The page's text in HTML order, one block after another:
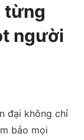
từng
người
đại không chỉ
bảo mọi